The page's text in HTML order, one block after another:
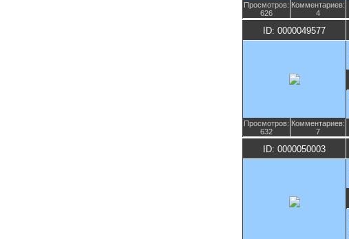
Просмотров:
626
Комментариев:
4
ID: 0000049577
Просмотров:
632
Комментариев:
7
ID: 0000050003